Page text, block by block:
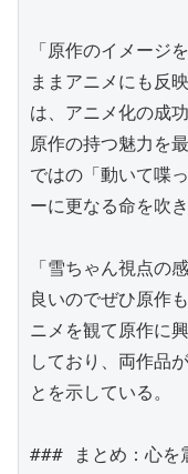
「原作のイメージ
ままアニメにも反
は、アニメ化の成
原作の持つ魅力を
ではの「動いて喋
ーに更なる命を吹き
「雪ちゃん視点の
良いのでぜひ原作
ニメを観て原作に
しており、両作品
とを示している。
### まとめ：心を